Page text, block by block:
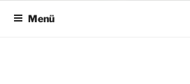
Menü